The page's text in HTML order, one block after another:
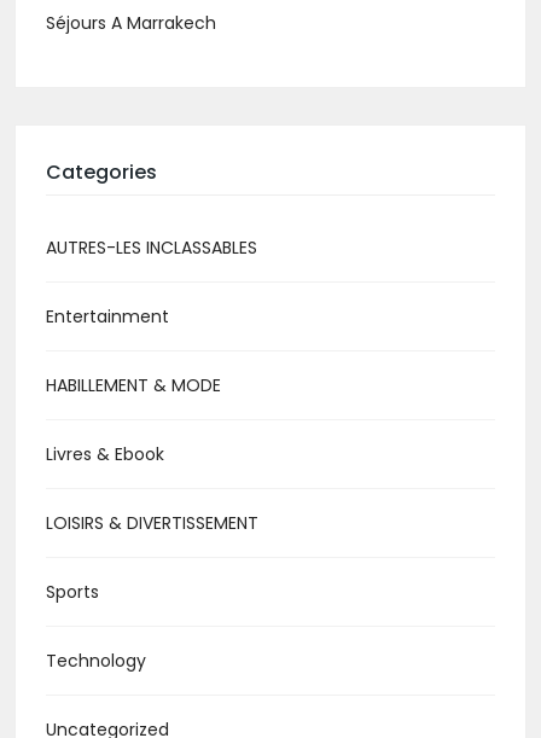
Séjours A Marrakech
Categories
AUTRES-LES INCLASSABLES
Entertainment
HABILLEMENT & MODE
Livres & Ebook
LOISIRS & DIVERTISSEMENT
Sports
Technology
Uncategorized